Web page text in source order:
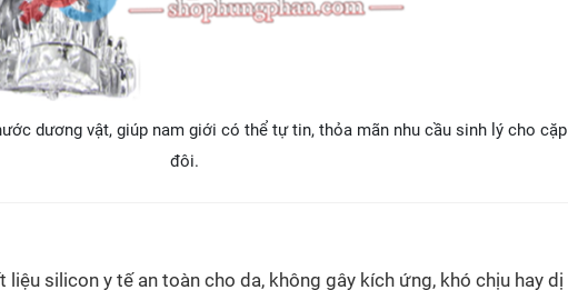
dương vật, giúp nam giới có thể tự tin, thỏa mãn nhu cầu sinh lý cho cặp
đôi.
liệu silicon y tế an toàn cho da, không gây kích ứng, khó chịu hay dị